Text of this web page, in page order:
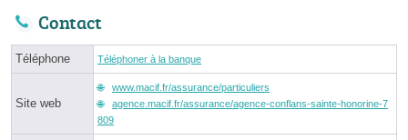
Contact
Téléphone Téléphoner à la banque
Site web
www.macif.fr/assurance/particuliers
agence.macif.fr/assurance/agence-conflans-sainte-honorine-7
809